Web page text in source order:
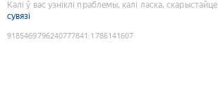
Калі ў вас узніклі праблемы, калі ласка, скарыстайце
сувязі
9185469796240777841 :1786141607